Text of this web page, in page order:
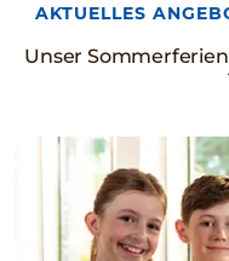
AKTUELLES
Unser